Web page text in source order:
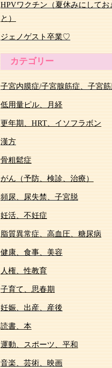
HPVワクチン（夏休みにしてお
と）
ジェノゲスト卒業♡
カテゴリー
子宮内膜症/子宮腺筋症、子宮
低用量ピル、月経
更年期、HRT、イソフラボン
漢方
骨粗鬆症
がん（予防、検診、治療）
頻尿、尿失禁、子宮脱
妊活、不妊症
脂質異常症、高血圧、糖尿病
健康、食事、美容
人権、性教育
子育て、思春期
妊娠、出産、産後
読書、本
運動、スポーツ、平和
音楽、芸術、映画